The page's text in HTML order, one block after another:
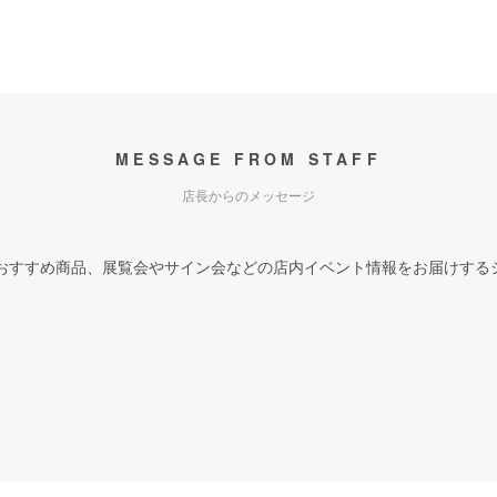
MESSAGE FROM STAFF
店長からのメッセージ
すすめ商品、展覧会やサイン会などの店内イベント情報をお届けする